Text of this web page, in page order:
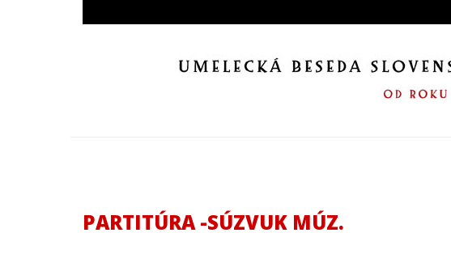
PARTITÚRA -SÚZVUK MÚZ.